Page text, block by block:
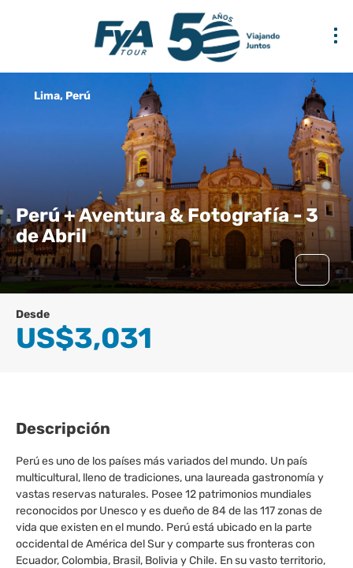
Perú + Aventura & Fotografía - 3
de Abril
Lima, Perú
Desde
US$3,031
Descripción
Perú es uno de los países más variados del mundo. Un país
multicultural, lleno de tradiciones, una laureada gastronomía y
vastas reservas naturales. Posee 12 patrimonios mundiales
reconocidos por Unesco y es dueño de 84 de las 117 zonas de
vida que existen en el mundo. Perú está ubicado en la parte
occidental de América del Sur y comparte sus fronteras con
Ecuador, Colombia, Brasil, Bolivia y Chile. En su vasto territorio,